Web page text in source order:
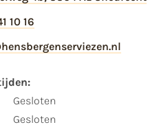
10 16
Gesloten
Gesloten